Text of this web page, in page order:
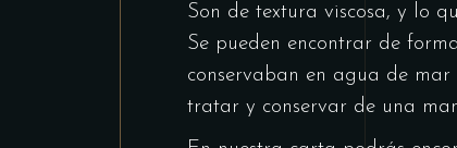
Son de textura viscosa, y lo
Se pueden encontrar de
conservaban en agua de
tratar y conservar de una